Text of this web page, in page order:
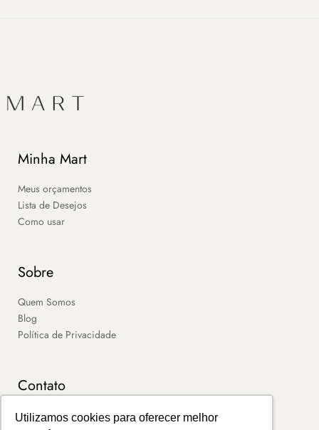
Utilizamos cookies para oferecer melhor
Minha Mart
Meus orçamentos
Lista de Desejos
Como usar
Sobre
Quem Somos
Blog
Política de Privacidade
Contato
SAC